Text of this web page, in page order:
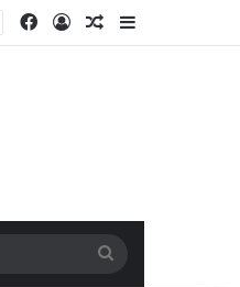
Facebook
EntrarArtigo aleatório
Barra Lateral